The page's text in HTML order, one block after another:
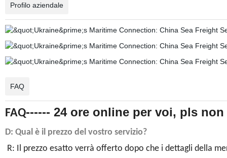
Profilo aziendale
FAQ
FAQ------ 24 ore online per voi, pls
D: Qual è il prezzo del vostro servizio?
R: Il prezzo esatto verrà offerto dopo che i dettagli della